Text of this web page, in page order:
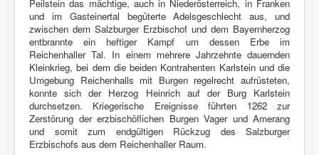
Peilstein das mächtige, auch in Niederösterreich, in Franken
und im Gasteinertal begüterte Adelsgeschlecht aus, und
zwischen dem Salzburger Erzbischof und dem Bayernherzog
entbrannte ein heftiger Kampf um dessen Erbe im
Reichenhaller Tal. In einem mehrere Jahrzehnte dauernden
Kleinkrieg, bei dem die beiden Kontrahenten Karlstein und die
Umgebung Reichenhalls mit Burgen regelrecht aufrüsteten,
konnte sich der Herzog Heinrich auf der Burg Karlstein
durchsetzen. Kriegerische Ereignisse führten 1262 zur
Zerstörung der erzbischöflichen Burgen Vager und Amerang
und somit zum endgültigen Rückzug des Salzburger
Erzbischofs aus dem Reichenhaller Raum.